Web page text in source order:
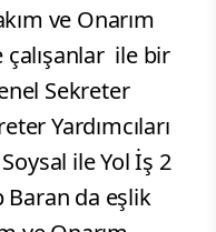
ve Onarım
ile bir
Sekreter
Yardımcıları
ile Yol İş 2
Baran da eşlik